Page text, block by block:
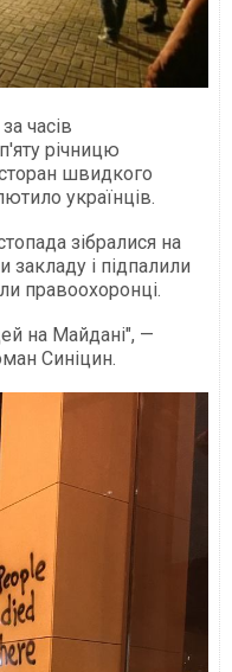
часів
річницю
швидкого
українців.
зібралися на
і підпалили
правоохоронці.
на Майдані", —
Синіцин.